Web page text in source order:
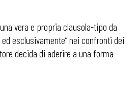
vera e propria clausola-tipo da
esclusivamente” nei confronti dei
decida di aderire a una forma